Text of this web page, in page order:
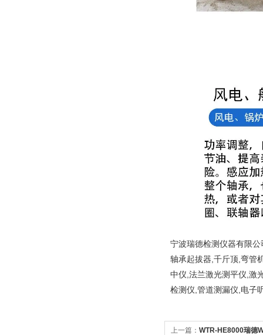
宁波瑞德检测仪器有限
轴承起拔器,千斤顶,弯管
中仪,法兰激光测平仪,激
检测仪,管道测漏仪,电子
上一篇： WTR-HE8000瑞德